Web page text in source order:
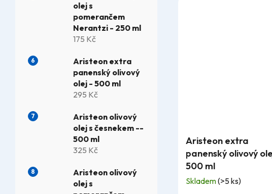
olej s
pomerančem
Nerantzi - 250 ml
175 Kč
Aristeon extra
panenský olivový
olej - 500 ml
295 Kč
Aristeon olivový
olej s česnekem --
500 ml
325 Kč
Aristeon olivový
olej s
hodnocení
produktu
je
5,0
Aristeon extra
panenský olivový
500 ml
Skladem(>5 ks)